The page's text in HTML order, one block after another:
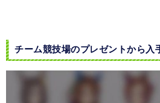
チーム競技場のプレゼントから入